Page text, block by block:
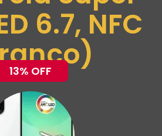
6.7, NFC
13% OFF